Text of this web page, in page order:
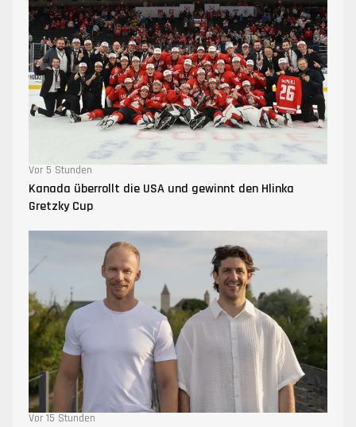
Vor 5 Stunden
Kanada überrollt die USA und gewinnt den Hlinka
Gretzky Cup
Vor 15 Stunden